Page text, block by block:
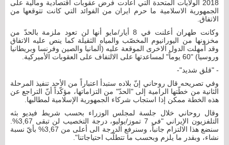
2018 الولايات المتحدة التي أعادت فرض عقوبات اقتصادية ومالية على
الجمهورية الاسلامية ما حرم ايران من الفوائد التي كانت تتوقعها من
الاتفاق.
وكانت طهران أعلنت في 8 أيار/مايو أنها لن تعود ملزمة بالحدّ من
مخزونها من اليورانيوم المخصّب والمياه الثقيلة كما ينص عليه الاتفاق
وقد أمهلت الدول الاخرى الموقعة عليه (ألمانيا والصين وفرنسا وبريطانيا
وروسيا) "60 يوماً" لمساعدتها على الالتفاف على العقوبات الأميركية.
- "قلق شديد"-
وفي تصريحه قال روحاني إنّ بلاده ستبدأ اعتباراً من الأحد تنفيذ المرحلة
الثانية من خطّتها الرامية إلى "الحدّ" من التزاماتها، مؤكّداً أنّ التراجع عن
هذه الخطة ممكن إذا استجاب شركاء الجمهورية الإسلامية لمطالبها.
وقال روحاني خلال جلسة لمجلس الوزراء بحسب شريط فيديو بثه
التلفزيون الإيراني "في 7 تموز/يوليو، درجة التخصيب لن تبقى 3,67%.
سنضع هذا الالتزام جانباً، وسنرفع الدرجة الى أعلى من 3,67% بأيّ نسبة
نشاء، وبقدر ما يلزم وبحسب ما تتطلّب احتياجاتنا".